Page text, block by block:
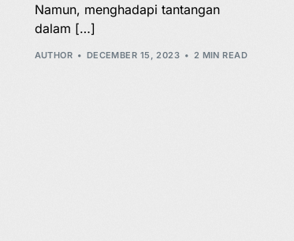
Namun, menghadapi tantangan
dalam […]
AUTHOR DECEMBER 15, 2023 2 MIN READ